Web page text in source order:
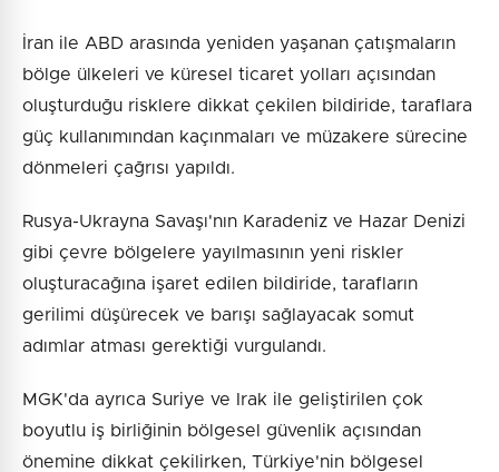
İran ile ABD arasında yeniden yaşanan çatışmaların
bölge ülkeleri ve küresel ticaret yolları açısından
oluşturduğu risklere dikkat çekilen bildiride, taraflara
güç kullanımından kaçınmaları ve müzakere sürecine
dönmeleri çağrısı yapıldı.
Rusya-Ukrayna Savaşı'nın Karadeniz ve Hazar Denizi
gibi çevre bölgelere yayılmasının yeni riskler
oluşturacağına işaret edilen bildiride, tarafların
gerilimi düşürecek ve barışı sağlayacak somut
adımlar atması gerektiği vurgulandı.
MGK'da ayrıca Suriye ve Irak ile geliştirilen çok
boyutlu iş birliğinin bölgesel güvenlik açısından
önemine dikkat çekilirken, Türkiye'nin bölgesel